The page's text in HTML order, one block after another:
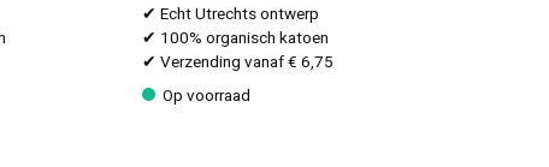
✔ Echt Utrechts ontwerp
✔ 100% organisch katoen
✔ Verzending vanaf € 6,75
Op voorraad